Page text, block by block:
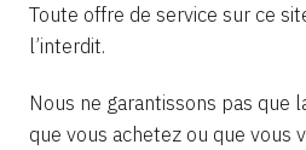
Toute offre de service sur ce
l’interdit.
Nous ne garantissons pas que
que vous achetez ou que vous